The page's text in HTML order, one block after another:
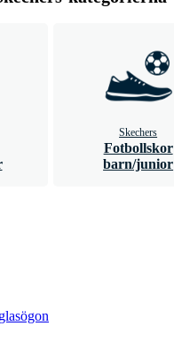
Skechers
Fotbollskor
barn/junior